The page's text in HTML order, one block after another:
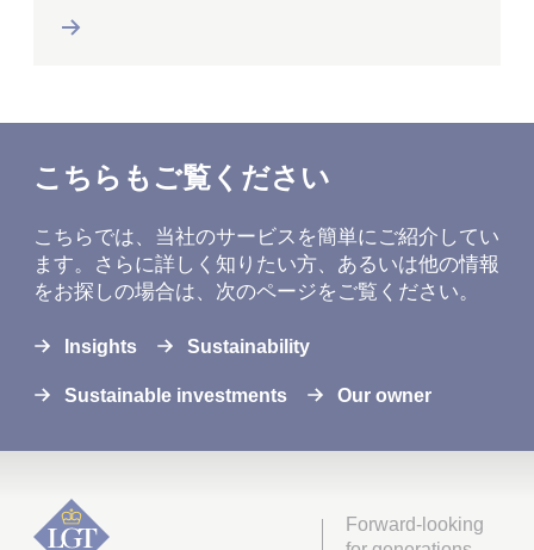
こちらもご覧ください
こちらでは、当社のサービスを簡単にご紹介してい
ます。さらに詳しく知りたい方、あるいは他の情報
をお探しの場合は、次のページをご覧ください。
Insights Sustainability
Sustainable investments Our owner
Forward-looking